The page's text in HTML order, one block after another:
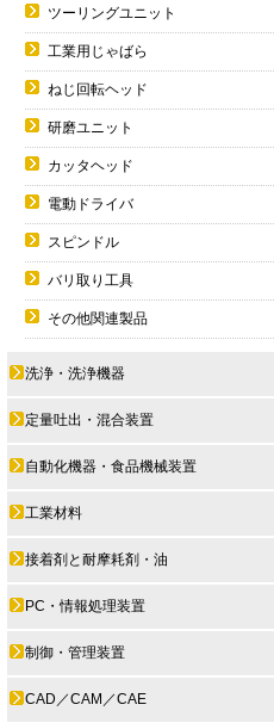
ツーリングユニット
工業用じゃばら
ねじ回転ヘッド
研磨ユニット
カッタヘッド
電動ドライバ
スピンドル
バリ取り工具
その他関連製品
洗浄・洗浄機器
定量吐出・混合装置
自動化機器・食品機械装置
工業材料
接着剤と耐摩耗剤・油
PC・情報処理装置
制御・管理装置
CAD／CAM／CAE